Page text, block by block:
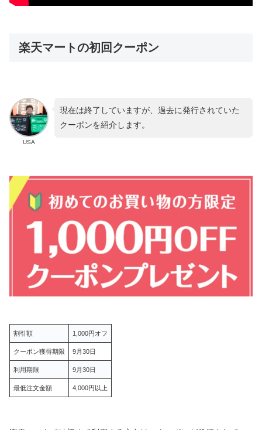
楽天マートの初回クーポン
USA
現在は終了していますが、過去に発行されていた
クーポンを紹介します。
割引額 1,000円オフ
クーポン獲得期限 9月30日
利用期限 9月30日
最低注文金額 4,000円以上